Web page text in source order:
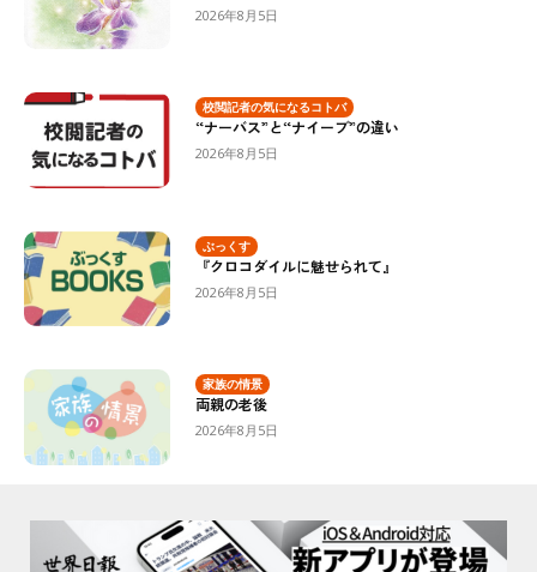
2026年8月5日
校閲記者の気になるコトバ
“ナーバス”と“ナイーブ”の違い
2026年8月5日
ぶっくす
『クロコダイルに魅せられて』
2026年8月5日
家族の情景
両親の老後
2026年8月5日